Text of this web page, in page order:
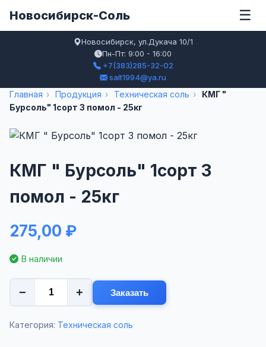
Новосибирск, ул.Дукача 10/1
Пн-Пт: 9:00 - 16:00
+7(383)285-32-02
salt1994@ya.ru
Новосибирск-Соль ☰
Главная › Продукция › Техническая соль ›
КМГ "
Бурсоль" 1сорт 3 помол - 25кг
КМГ " Бурсоль" 1сорт 3
помол - 25кг
275,00 ₽
В наличии
− + Заказать
Категория: Техническая соль